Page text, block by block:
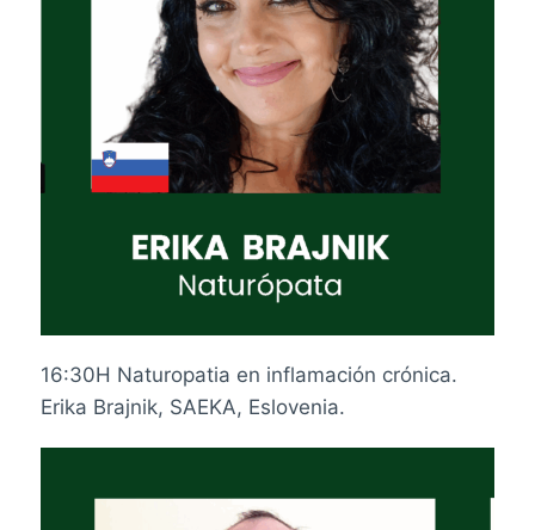
16:30H Naturopatia en inflamación crónica.
Erika Brajnik, SAEKA, Eslovenia.